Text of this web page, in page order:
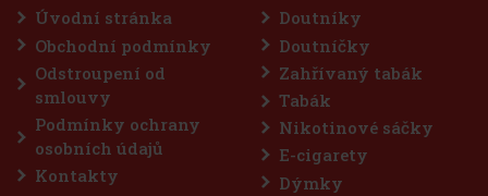
75 Kč
Sleva: 50%
Úvodní stránka
Obchodní podmínky
Odstroupení od
smlouvy
Podmínky ochrany
osobních údajů
Kontakty
Doutníky
Doutníčky
Zahřívaný tabák
Tabák
Nikotinové sáčky
E-cigarety
Dýmky